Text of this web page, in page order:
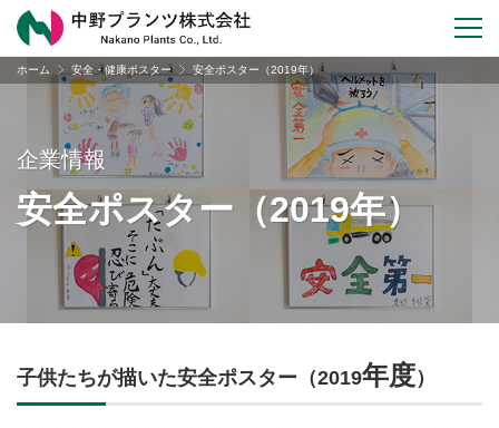
ホーム 安全・健康ポスター 安全ポスター（2019年）
企業情報
安全ポスター（2019年）
子供たちが描いた安全ポスター（2019年度）